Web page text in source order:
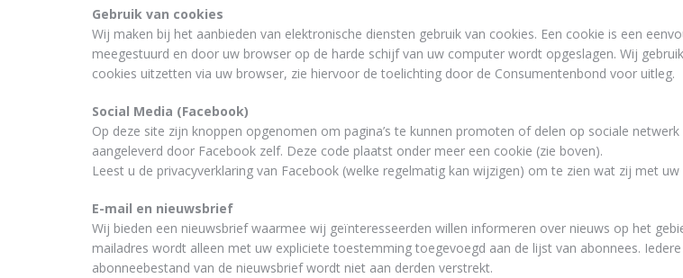
Gebruik van cookies
Wij maken bij het aanbieden van elektronische diensten gebruik van cookies. Een cookie is een
meegestuurd en door uw browser op de harde schijf van uw computer wordt opgeslagen. Wij
cookies uitzetten via uw browser, zie hiervoor de toelichting door de Consumentenbond voor uitleg.
Social Media (Facebook)
Op deze site zijn knoppen opgenomen om pagina’s te kunnen promoten of delen op sociale
aangeleverd door Facebook zelf. Deze code plaatst onder meer een cookie (zie boven).
Leest u de privacyverklaring van Facebook (welke regelmatig kan wijzigen) om te zien wat zij met
E-mail en nieuwsbrief
Wij bieden een nieuwsbrief waarmee wij geïnteresseerden willen informeren over nieuws op het
mailadres wordt alleen met uw expliciete toestemming toegevoegd aan de lijst van abonnees.
abonneebestand van de nieuwsbrief wordt niet aan derden verstrekt.